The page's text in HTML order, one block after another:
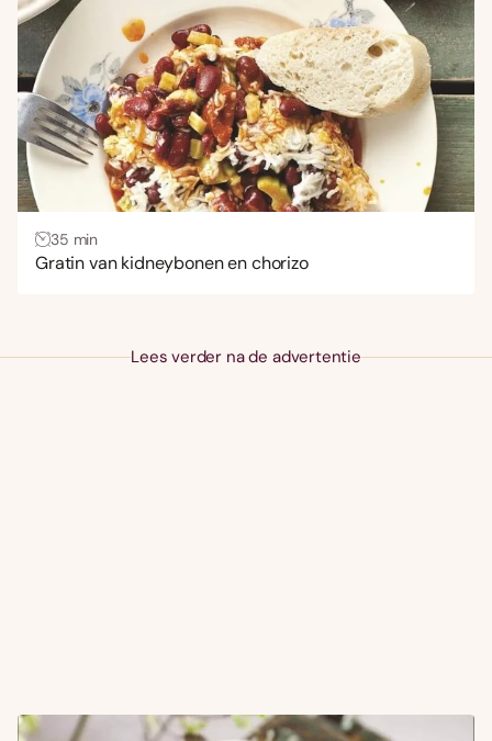
35 min
Gratin van kidneybonen en chorizo
Lees verder na de advertentie